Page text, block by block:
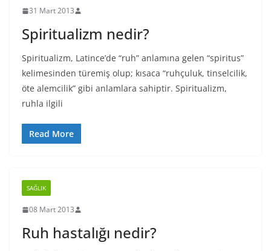
31 Mart 2013
Spiritualizm nedir?
Spiritualizm, Latince’de “ruh” anlamına gelen “spiritus”
kelimesinden türemiş olup; kısaca “ruhçuluk, tinselcilik,
öte alemcilik” gibi anlamlara sahiptir. Spiritualizm,
ruhla ilgili
Read More
SAĞLIK
08 Mart 2013
Ruh hastalığı nedir?